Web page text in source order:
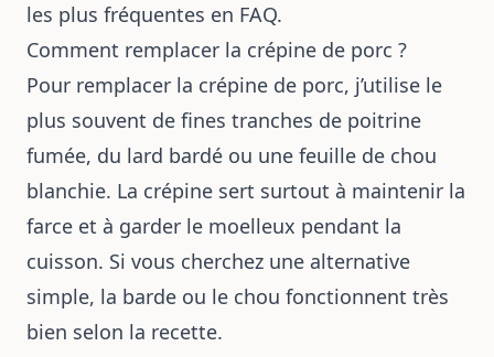
les plus fréquentes en FAQ.
Comment remplacer la crépine de porc ?
Pour remplacer la crépine de porc, j’utilise le
plus souvent de fines tranches de poitrine
fumée, du lard bardé ou une feuille de chou
blanchie. La crépine sert surtout à maintenir la
farce et à garder le moelleux pendant la
cuisson. Si vous cherchez une alternative
simple, la barde ou le chou fonctionnent très
bien selon la recette.